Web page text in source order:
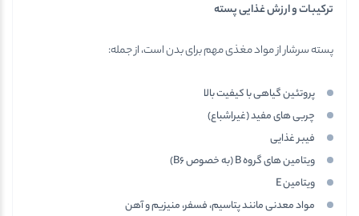
ترکیبات و ارزش غذایی پسته
پسته سرشار از مواد مغذی مهم برای بدن است، از جمله:
پروتئین گیاهی با کیفیت بالا
چربی های مفید (غیراشباع)
فیبر غذایی
ویتامین های گروه B (به خصوص B6)
ویتامین E
مواد معدنی مانند پتاسیم، فسفر، منیزیم و آهن